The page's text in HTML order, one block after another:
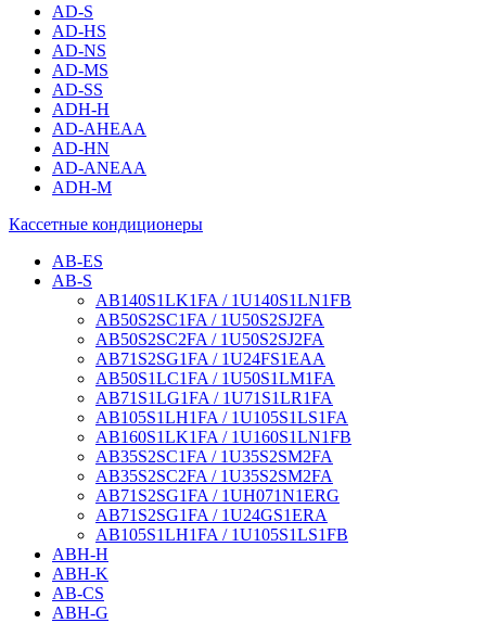
AD-S
AD-HS
AD-NS
AD-MS
AD-SS
ADH-H
AD-AHEAA
AD-HN
AD-ANEAA
ADH-M
Кассетные кондиционеры
AB-ES
AB-S
AB140S1LK1FA / 1U140S1LN1FB
AB50S2SC1FA / 1U50S2SJ2FA
AB50S2SC2FA / 1U50S2SJ2FA
AB71S2SG1FA / 1U24FS1EAA
AB50S1LC1FA / 1U50S1LM1FA
AB71S1LG1FA / 1U71S1LR1FA
AB105S1LH1FA / 1U105S1LS1FA
AB160S1LK1FA / 1U160S1LN1FB
AB35S2SC1FA / 1U35S2SM2FA
AB35S2SC2FA / 1U35S2SM2FA
AB71S2SG1FA / 1UH071N1ERG
AB71S2SG1FA / 1U24GS1ERA
AB105S1LH1FA / 1U105S1LS1FB
ABH-H
ABH-K
AB-CS
ABH-G